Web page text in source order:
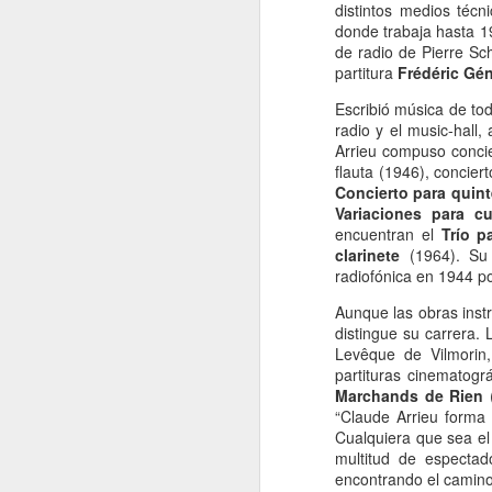
distintos medios
donde trabaja hasta
de radio de Pierre
partitura Frédéric
Escribió música de
radio y el music-hall,
Arrieu compuso
flauta (1946),
Concierto para
Variaciones para
encuentran el Trío
clarinete (1964).
radiofónica en 1944
Aunque las obras
distingue su carrera.
Levêque de
partituras
Marchands de Rien
“Claude Arrieu
Cualquiera que sea
multitud de
encontrando el